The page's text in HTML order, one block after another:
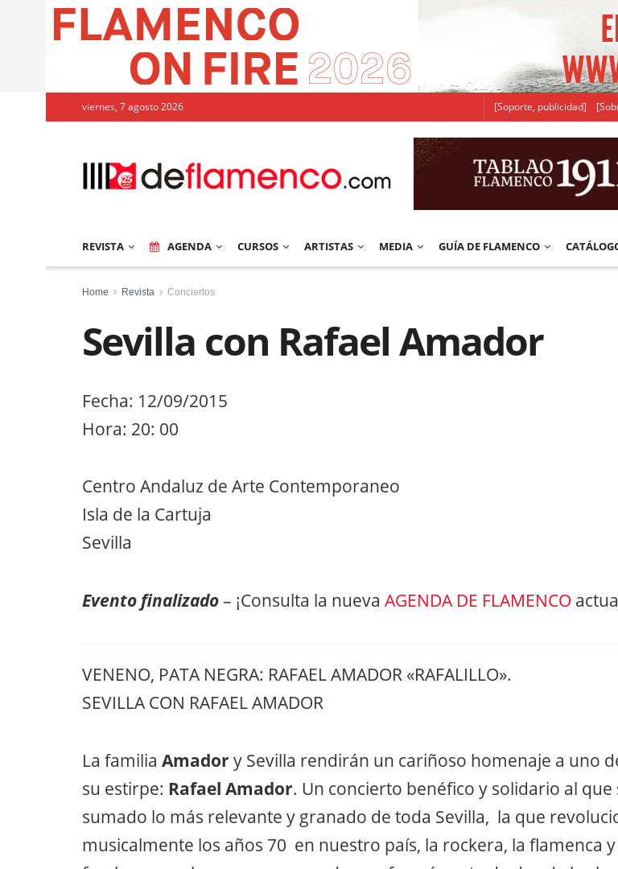
viernes, 7 agosto 2026 [Soporte, publicidad]
REVISTA AGENDA CURSOS ARTISTAS MEDIA GUÍA DE FLAMENCO
Home Revista Conciertos
Sevilla con Rafael Amador
Fecha: 12/09/2015
Hora: 20: 00
Centro Andaluz de Arte Contemporaneo
Isla de la Cartuja
Sevilla
Evento finalizado– ¡Consulta la nueva AGENDA DE FLAMENCO
VENENO, PATA NEGRA: RAFAEL AMADOR «RAFALILLO».
SEVILLA CON RAFAEL AMADOR
La familia Amador y Sevilla rendirán un cariñoso homenaje a uno
su estirpe: Rafael Amador. Un concierto benéfico y solidario al que
sumado lo más relevante y granado de toda Sevilla, la que
musicalmente los años 70 en nuestro país, la rockera, la flamenca y